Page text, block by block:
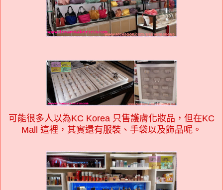
可能很多人以為KC Korea 只售護膚化妝品，但在KC
Mall 這裡，其實還有服裝、手袋以及飾品呢。